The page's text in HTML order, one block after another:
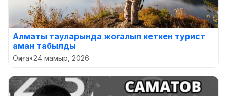
Алматы тауларында жоғалып кеткен турист
аман табылды
Оқиға•24 мамыр, 2026